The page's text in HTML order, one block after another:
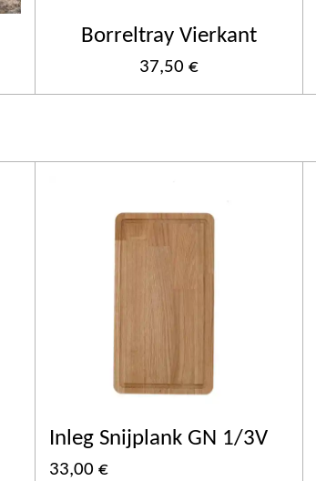
Borreltray Vierkant
37,50 €
Inleg Snijplank GN 1/3V
33,00 €